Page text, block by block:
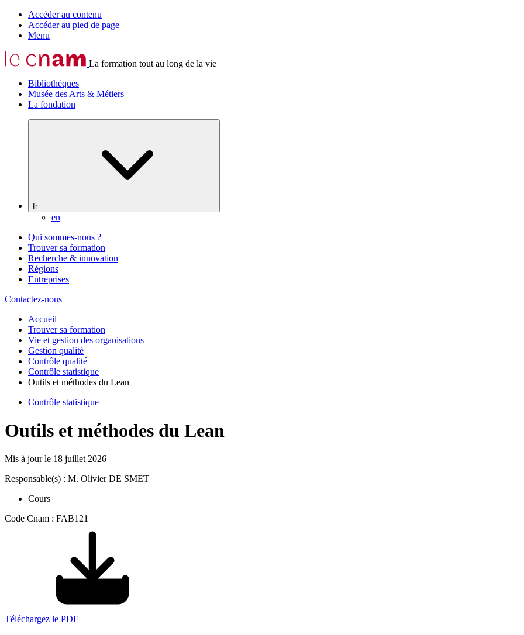
Accéder au contenu
Accéder au pied de page
Menu
La formation tout au long de la vie
Bibliothèques
Musée des Arts & Métiers
La fondation
fr
en
Qui sommes-nous ?
Trouver sa formation
Recherche & innovation
Régions
Entreprises
Contactez-nous
Accueil
Trouver sa formation
Vie et gestion des organisations
Gestion qualité
Contrôle qualité
Contrôle statistique
Outils et méthodes du Lean
Contrôle statistique
Outils et méthodes du Lean
Mis à jour le 18 juillet 2026
Responsable(s) : M. Olivier DE SMET
Cours
Code Cnam : FAB121
Téléchargez le PDF